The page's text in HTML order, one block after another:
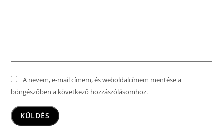
A nevem, e-mail címem, és weboldalcímem mentése a
böngészőben a következő hozzászólásomhoz.